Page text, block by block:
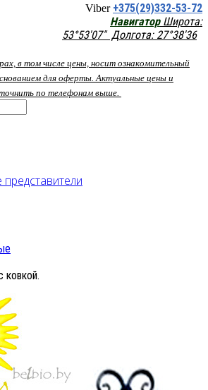
Viber +375(29)332-53-72
НавигаторШирота:
53°53'07" Долгота: 27°38'36
в том числе цены, носит ознакомительный
для оферты. Актуальные цены и
по телефонам выше.
ковкой.